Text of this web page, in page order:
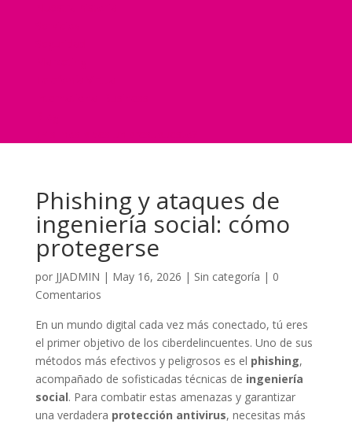
Phishing y ataques de
ingeniería social: cómo
protegerse
por JJADMIN | May 16, 2026 | Sin categoría | 0
Comentarios
En un mundo digital cada vez más conectado, tú eres
el primer objetivo de los ciberdelincuentes. Uno de sus
métodos más efectivos y peligrosos es el phishing,
acompañado de sofisticadas técnicas de ingeniería
social. Para combatir estas amenazas y garantizar
una verdadera protección antivirus, necesitas más